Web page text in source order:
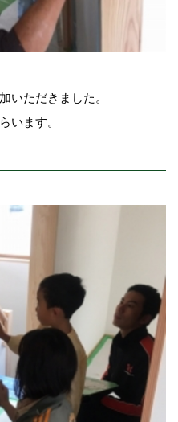
いただきました。
います。